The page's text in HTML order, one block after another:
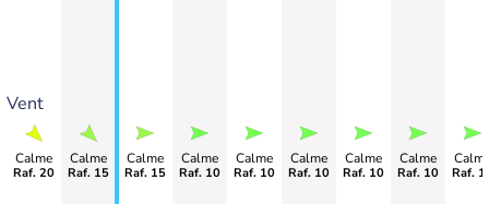
Vent
Calme
Raf. 20
Calme
Raf. 15
Calme
Raf. 15
Calme
Raf. 10
Calme
Raf. 10
Calme
Raf. 10
Calme
Raf. 10
Calme
Raf. 10 Raf.